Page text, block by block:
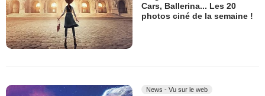
Cars, Ballerina... Les 20
photos ciné de la semaine !
News - Vu sur le web